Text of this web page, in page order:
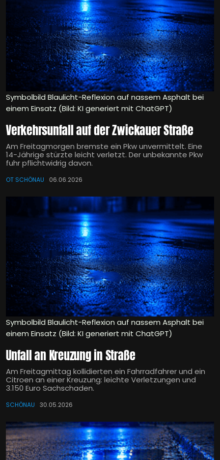
Symbolbild Blaulicht-Reflexion auf nassem Asphalt bei
einem Einsatz (Bild: KI generiert mit ChatGPT)
Verkehrsunfall auf der Zwickauer Straße
Am Freitagmorgen bremste ein Pkw unvermittelt. Eine
14-Jährige stürzte leicht verletzt. Der unbekannte Pkw
fuhr pflichtwidrig davon.
OT SCHÖNAU 06.06.2026
Symbolbild Blaulicht-Reflexion auf nassem Asphalt bei
einem Einsatz (Bild: KI generiert mit ChatGPT)
Unfall an Kreuzung in Straße
Am Freitagmittag kollidierten ein Fahrradfahrer und ein
Citroen an einer Kreuzung: leichte Verletzungen und
3.150 Euro Sachschaden.
SCHÖNAU 30.05.2026